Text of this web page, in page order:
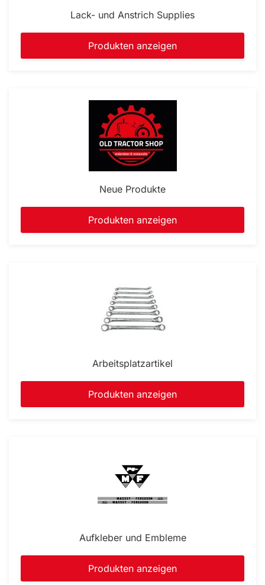
Lack- und Anstrich Supplies
Produkten anzeigen
Neue Produkte
Produkten anzeigen
Arbeitsplatzartikel
Produkten anzeigen
Aufkleber und Embleme
Produkten anzeigen